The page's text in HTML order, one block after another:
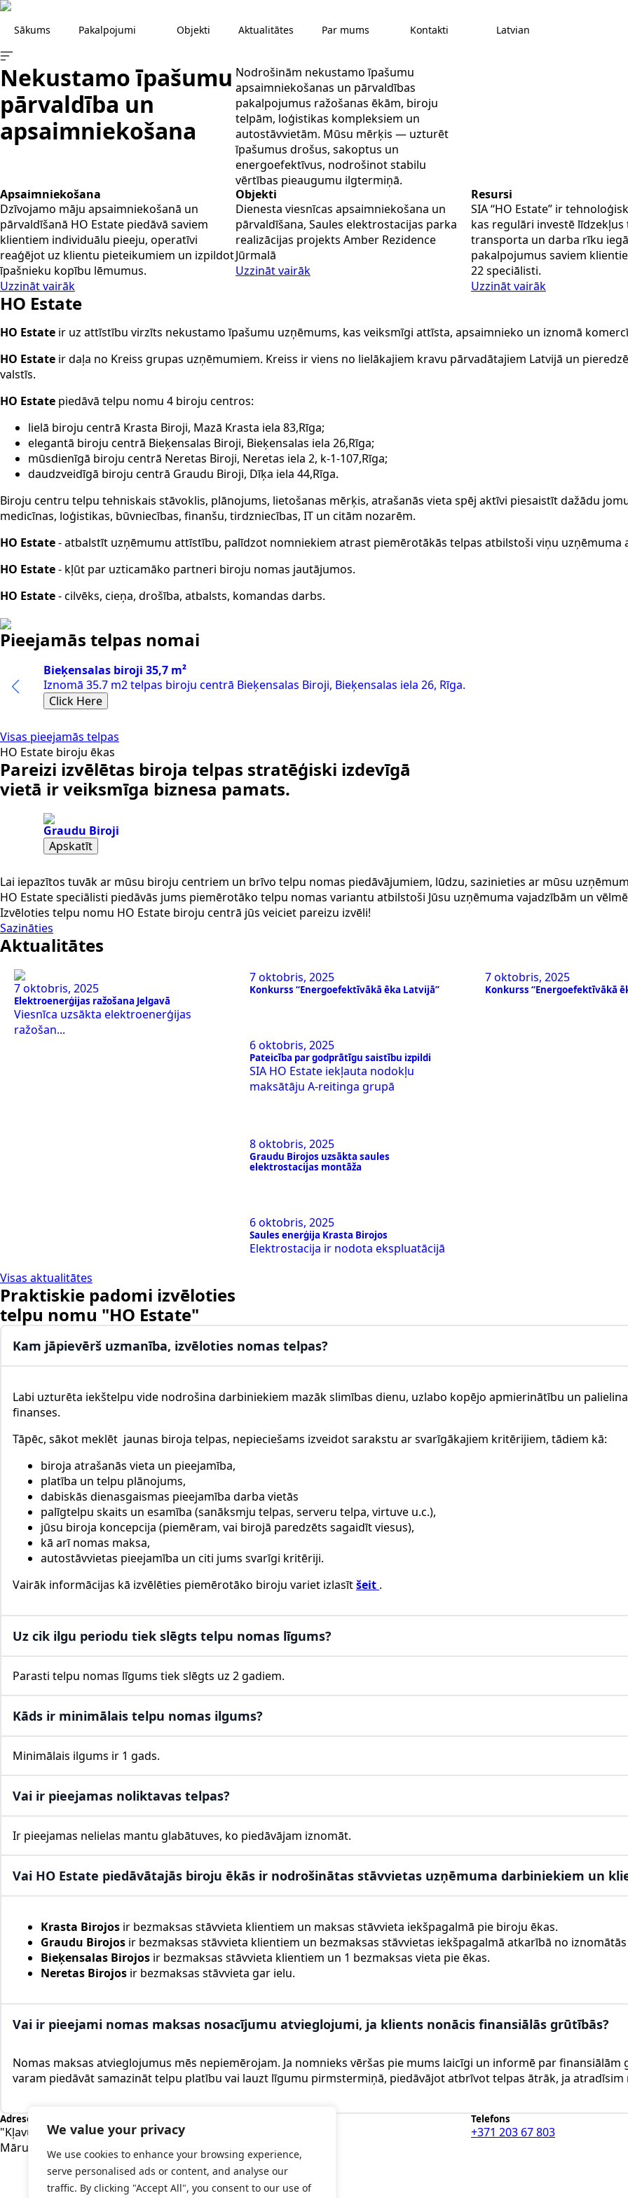
We value your privacy
We use cookies to enhance your browsing experience,
serve personalised ads or content, and analyse our
traffic. By clicking "Accept All", you consent to our use of
Sākums Pakalpojumi Objekti Aktualitātes Par mums Kontakti Latvian
Nekustamo īpašumu
pārvaldība un
apsaimniekošana
Nodrošinām nekustamo īpašumu
apsaimniekošanas un pārvaldības
pakalpojumus ražošanas ēkām, biroju
telpām, loģistikas kompleksiem un
autostāvvietām. Mūsu mērķis — uzturēt
īpašumus drošus, sakoptus un
energoefektīvus, nodrošinot stabilu
vērtības pieaugumu ilgtermiņā.
Apsaimniekošana
Dzīvojamo māju apsaimniekošanā un
pārvaldīšanā HO Estate piedāvā saviem
klientiem individuālu pieeju, operatīvi
reaģējot uz klientu pieteikumiem un izpildot
īpašnieku kopību lēmumus.
Uzzināt vairāk
Objekti
Dienesta viesnīcas apsaimniekošana un
pārvaldīšana, Saules elektrostacijas parka
realizācijas projekts Amber Rezidence
Jūrmalā
Uzzināt vairāk
Resursi
SIA “HO Estate” ir
kas regulāri investē līdzekļus
transporta un darba rīku
pakalpojumus saviem
22 speciālisti.
Uzzināt vairāk
HO Estate
HO Estate ir uz attīstību virzīts nekustamo īpašumu uzņēmums, kas veiksmīgi attīsta, apsaimnieko un iznomā
HO Estate ir daļa no Kreiss grupas uzņēmumiem. Kreiss ir viens no lielākajiem kravu pārvadātajiem Latvijā un
valstīs.
HO Estate piedāvā telpu nomu 4 biroju centros:
lielā biroju centrā Krasta Biroji, Mazā Krasta iela 83,Rīga;
elegantā biroju centrā Bieķensalas Biroji, Bieķensalas iela 26,Rīga;
mūsdienīgā biroju centrā Neretas Biroji, Neretas iela 2, k-1-107,Rīga;
daudzveidīgā biroju centrā Graudu Biroji, Dīķa iela 44,Rīga.
Biroju centru telpu tehniskais stāvoklis, plānojums, lietošanas mērķis, atrašanās vieta spēj aktīvi piesaistīt dažādu
medicīnas, loģistikas, būvniecības, finanšu, tirdzniecības, IT un citām nozarēm.
HO Estate- atbalstīt uzņēmumu attīstību, palīdzot nomniekiem atrast piemērotākās telpas atbilstoši viņu uzņēmuma
HO Estate- kļūt par uzticamāko partneri biroju nomas jautājumos.
HO Estate- cilvēks, cieņa, drošība, atbalsts, komandas darbs.
Pieejamās telpas nomai
Bieķensalas biroji 35,7 m²
Iznomā 35.7 m2 telpas biroju centrā Bieķensalas Biroji, Bieķensalas iela 26, Rīga.
Click Here
Visas pieejamās telpas
HO Estate biroju ēkas
Pareizi izvēlētas biroja telpas stratēģiski izdevīgā
vietā ir veiksmīga biznesa pamats.
Graudu Biroji
Apskatīt
Lai iepazītos tuvāk ar mūsu biroju centriem un brīvo telpu nomas piedāvājumiem, lūdzu, sazinieties ar mūsu
HO Estate speciālisti piedāvās jums piemērotāko telpu nomas variantu atbilstoši Jūsu uzņēmuma vajadzībām un
Izvēloties telpu nomu HO Estate biroju centrā jūs veiciet pareizu izvēli!
Sazināties
Aktualitātes
7 oktobris, 2025
Elektroenerģijas ražošana Jelgavā
Viesnīca uzsākta elektroenerģijas
ražošan...
7 oktobris, 2025
Konkurss “Energoefektīvākā ēka Latvijā”
6 oktobris, 2025
Pateicība par godprātīgu saistību izpildi
SIA HO Estate iekļauta nodokļu
maksātāju A-reitinga grupā
8 oktobris, 2025
Graudu Birojos uzsākta saules
elektrostacijas montāža
6 oktobris, 2025
Saules enerģija Krasta Birojos
Elektrostacija ir nodota ekspluatācijā
7 oktobris, 2025
Konkurss “Energoefektīvākā
Visas aktualitātes
Praktiskie padomi izvēloties
telpu nomu "HO Estate"
Kam jāpievērš uzmanība, izvēloties nomas telpas?
Labi uzturēta iekštelpu vide nodrošina darbiniekiem mazāk slimības dienu, uzlabo kopējo apmierinātību un
finanses.
Tāpēc, sākot meklēt jaunas biroja telpas, nepieciešams izveidot sarakstu ar svarīgākajiem kritērijiem, tādiem kā:
biroja atrašanās vieta un pieejamība,
platība un telpu plānojums,
dabiskās dienasgaismas pieejamība darba vietās
palīgtelpu skaits un esamība (sanāksmju telpas, serveru telpa, virtuve u.c.),
jūsu biroja koncepcija (piemēram, vai birojā paredzēts sagaidīt viesus),
kā arī nomas maksa,
autostāvvietas pieejamība un citi jums svarīgi kritēriji.
Vairāk informācijas kā izvēlēties piemērotāko biroju variet izlasītšeit .
Uz cik ilgu periodu tiek slēgts telpu nomas līgums?
Parasti telpu nomas līgums tiek slēgts uz 2 gadiem.
Kāds ir minimālais telpu nomas ilgums?
Minimālais ilgums ir 1 gads.
Vai ir pieejamas noliktavas telpas?
Ir pieejamas nelielas mantu glabātuves, ko piedāvājam iznomāt.
Vai HO Estate piedāvātajās biroju ēkās ir nodrošinātas stāvvietas uzņēmuma darbiniekiem un
Krasta Birojos ir bezmaksas stāvvieta klientiem un maksas stāvvieta iekšpagalmā pie biroju ēkas.
Graudu Birojos ir bezmaksas stāvvieta klientiem un bezmaksas stāvvietas iekšpagalmā atkarībā no
Bieķensalas Birojos ir bezmaksas stāvvieta klientiem un 1 bezmaksas vieta pie ēkas.
Neretas Birojos ir bezmaksas stāvvieta gar ielu.
Vai ir pieejami nomas maksas nosacījumu atvieglojumi, ja klients nonācis finansiālās grūtībās?
Nomas maksas atvieglojumus mēs nepiemērojam. Ja nomnieks vēršas pie mums laicīgi un informē par
varam piedāvāt samazināt telpu platību vai lauzt līgumu pirmstermiņā, piedāvājot atbrīvot telpas ātrāk, ja
Adrese
"Kļavulapas",Mārupe,
Mārupes nov., LV-2167
Telefons
+371 203 67 803